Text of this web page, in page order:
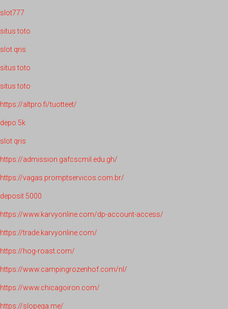
slot777
situs toto
slot qris
situs toto
situs toto
https://altpro.fi/tuotteet/
depo 5k
slot qris
https://admission.gafcscmil.edu.gh/
https://vagas.promptservicos.com.br/
deposit 5000
https://www.karvyonline.com/dp-account-access/
https://trade.karvyonline.com/
https://hog-roast.com/
https://www.campingrozenhof.com/nl/
https://www.chicagoiron.com/
https://slopega.me/